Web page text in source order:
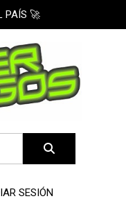
PAÍS 🚀
SESIÓN